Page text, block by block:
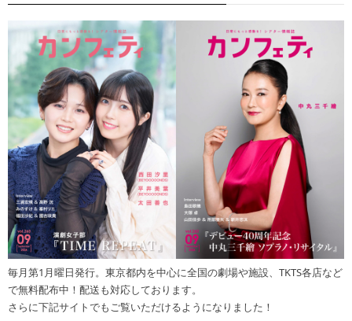
毎月第1月曜日発行。東京都内を中心に全国の劇場や施設、TKTS各店など
で無料配布中！配送も対応しております。
さらに下記サイトでもご覧いただけるようになりました！